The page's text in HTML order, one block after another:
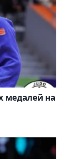
медалей на